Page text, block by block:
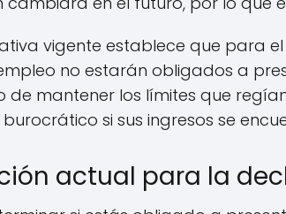
vigente establece que para
no estarán obligados a
de mantener los límites que
si sus ingresos se
actual para la